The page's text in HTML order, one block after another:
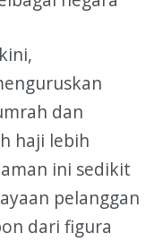
dan
haji lebih
ini sedikit
pelanggan
dari figura